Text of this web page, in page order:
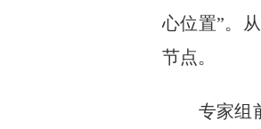
心位置”。
节点。
专家组前